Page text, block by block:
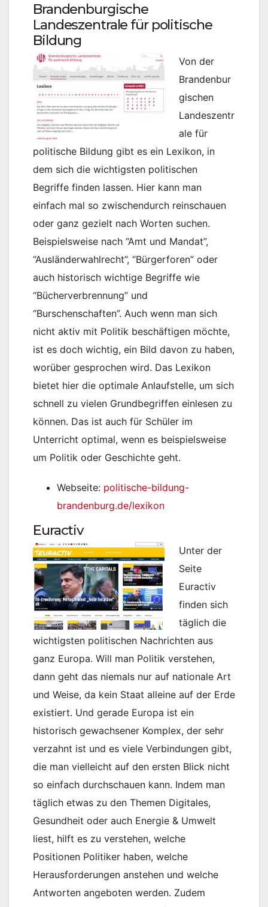
Brandenburgische
Landeszentrale für politische
Bildung
Von der
Brandenbur
gischen
Landeszentr
ale für
politische Bildung gibt es ein Lexikon, in
dem sich die wichtigsten politischen
Begriffe finden lassen. Hier kann man
einfach mal so zwischendurch reinschauen
oder ganz gezielt nach Worten suchen.
Beispielsweise nach “Amt und Mandat”,
“Ausländerwahlrecht”, “Bürgerforen” oder
auch historisch wichtige Begriffe wie
“Bücherverbrennung” und
“Burschenschaften”. Auch wenn man sich
nicht aktiv mit Politik beschäftigen möchte,
ist es doch wichtig, ein Bild davon zu haben,
worüber gesprochen wird. Das Lexikon
bietet hier die optimale Anlaufstelle, um sich
schnell zu vielen Grundbegriffen einlesen zu
können. Das ist auch für Schüler im
Unterricht optimal, wenn es beispielsweise
um Politik oder Geschichte geht.
Webseite: politische-bildung-
brandenburg.de/lexikon
Euractiv
Unter der
Seite
Euractiv
finden sich
täglich die
wichtigsten politischen Nachrichten aus
ganz Europa. Will man Politik verstehen,
dann geht das niemals nur auf nationale Art
und Weise, da kein Staat alleine auf der Erde
existiert. Und gerade Europa ist ein
historisch gewachsener Komplex, der sehr
verzahnt ist und es viele Verbindungen gibt,
die man vielleicht auf den ersten Blick nicht
so einfach durchschauen kann. Indem man
täglich etwas zu den Themen Digitales,
Gesundheit oder auch Energie & Umwelt
liest, hilft es zu verstehen, welche
Positionen Politiker haben, welche
Herausforderungen anstehen und welche
Antworten angeboten werden. Zudem